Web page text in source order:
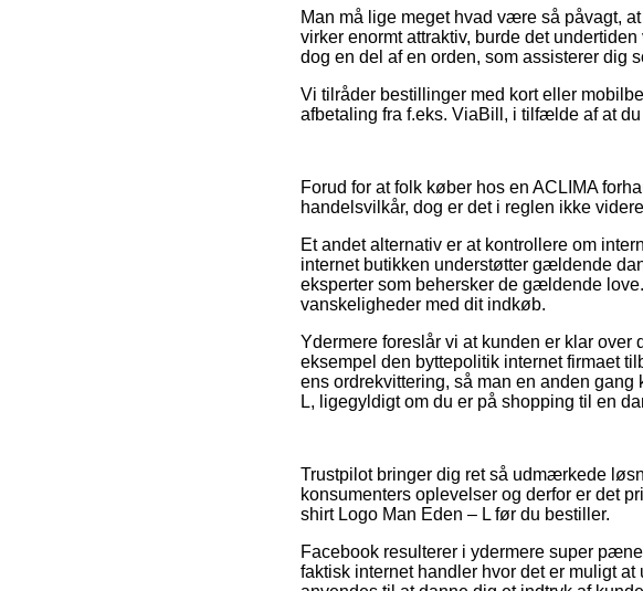
Man må lige meget hvad være så påvagt,
virker enormt attraktiv, burde det
dog en del af en orden, som assisterer dig
Vi tilråder bestillinger med kort eller
afbetaling fra f.eks. ViaBill, i tilfælde af at
Forud for at folk køber hos en ACLIMA
handelsvilkår, dog er det i reglen ikke
Et andet alternativ er at kontrollere om
internet butikken understøtter gældende
eksperter som behersker de gældende
vanskeligheder med dit indkøb.
Ydermere foreslår vi at kunden er klar over
eksempel den byttepolitik internet firmaet
ens ordrekvittering, så man en anden
L, ligegyldigt om du er på shopping til en
Trustpilot bringer dig ret så udmærkede
konsumenters oplevelser og derfor er det
shirt Logo Man Eden – L før du bestiller.
Facebook resulterer i ydermere super
faktisk internet handler hvor det er muligt